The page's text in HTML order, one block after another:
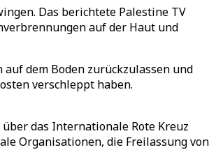
Das berichtete Palestine TV
auf der Haut und
auf dem Boden zurückzulassen und
verschleppt haben.
das Internationale Rote Kreuz
Organisationen, die Freilassung von